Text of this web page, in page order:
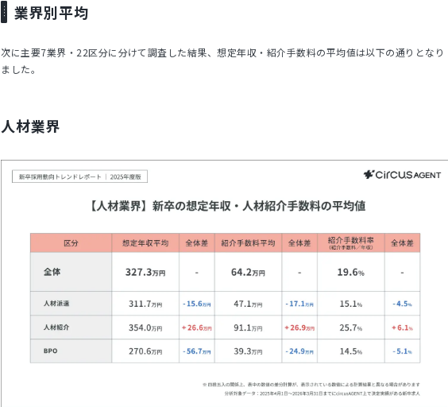
業界別平均
次に主要7業界・22区分に分けて調査した結果、想定年収・紹介手数料の平均値は以下の通りとなり
ました。
人材業界